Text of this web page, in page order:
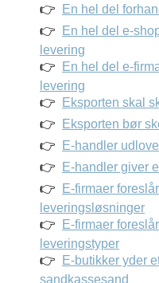
En hel del
En hel del e-
levering
En hel del e-
levering
Eksporten skal
Eksporten bør
E-handler
E-handler giver
E-firmaer
leveringsløsninger
E-firmaer
leveringstyper
E-butikker yder
sandkassesand